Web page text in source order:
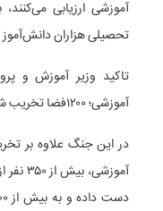
آموزشی ارزیابی
تحصیلی هزاران دانش‌آموز
تاکید وزیر آموزش و
آموزشی؛ ۱۲۰۰فضا تخریب شد
در این جنگ علاوه بر